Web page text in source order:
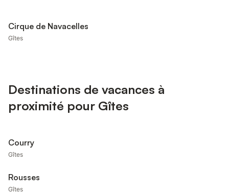
Cirque de Navacelles
Gîtes
Destinations de vacances à
proximité pour Gîtes
Courry
Gîtes
Rousses
Gîtes